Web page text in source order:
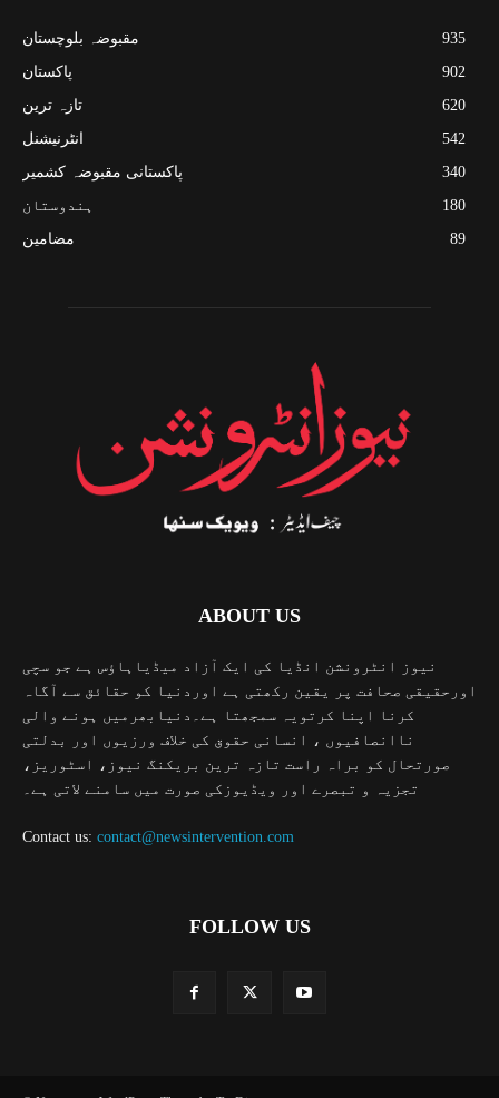
مقبوضہ بلوچستان
935
پاکستان
902
تازہ ترین
620
انٹرنیشنل
542
پاکستانی مقبوضہ کشمیر
340
ہندوستان
180
مضامین
89
ABOUT US
نیوز انٹرونشن انڈیا کی ایک آزاد میڈیاہاؤس ہے جو سچی
اورحقیقی صحافت پر یقین رکھتی ہے اوردنیا کو حقائق سے آگاہ
کرنا اپنا کرتویہ سمجھتا ہے۔دنیابھرمیں ہونے والی
ناانصافیوں ، انسانی حقوق کی خلاف ورزیوں اور بدلتی
صورتحال کو براہ راست تازہ ترین بریکنگ نیوز، اسٹوریز،
تجزیہ و تبصرے اور ویڈیوزکی صورت میں سامنے لاتی ہے۔
Contact us: contact@newsintervention.com
FOLLOW US